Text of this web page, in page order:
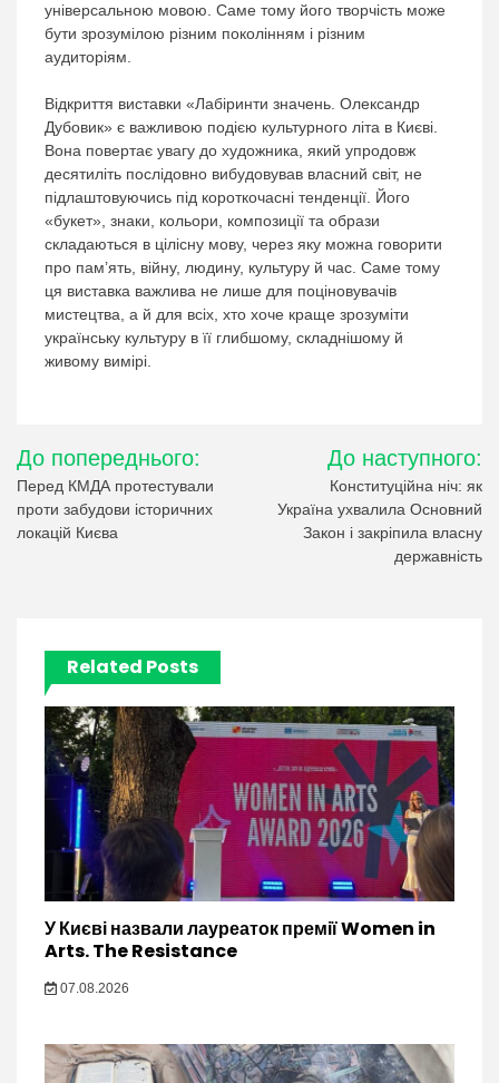
універсальною мовою. Саме тому його творчість може
бути зрозумілою різним поколінням і різним
аудиторіям.
Відкриття виставки «Лабіринти значень. Олександр
Дубовик» є важливою подією культурного літа в Києві.
Вона повертає увагу до художника, який упродовж
десятиліть послідовно вибудовував власний світ, не
підлаштовуючись під короткочасні тенденції. Його
«букет», знаки, кольори, композиції та образи
складаються в цілісну мову, через яку можна говорити
про пам’ять, війну, людину, культуру й час. Саме тому
ця виставка важлива не лише для поціновувачів
мистецтва, а й для всіх, хто хоче краще зрозуміти
українську культуру в її глибшому, складнішому й
живому вимірі.
Навігація
записів
До попереднього:
Перед КМДА протестували
проти забудови історичних
локацій Києва
До наступного:
Конституційна ніч: як
Україна ухвалила Основний
Закон і закріпила власну
державність
Related Posts
У Києві назвали лауреаток премії Women in
Arts. The Resistance
07.08.2026